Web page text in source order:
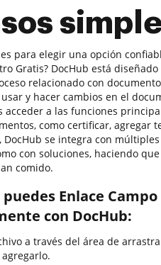
para elegir una opción
Gratis? DocHub está
relacionado con
y hacer cambios en el
acceder a las funciones
como certificar, agregar
DocHub se integra con
con soluciones, haciendo
comido.
puedes Enlace
con DocHub:
a través del área de